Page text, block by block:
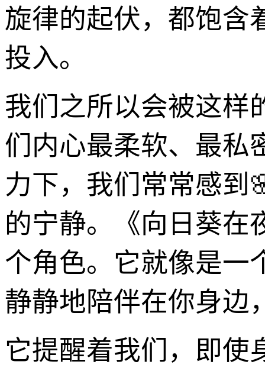
旋律的起伏，都饱含
投入。
我们之所以会被这样
们内心最柔软、最私
力下，我们常常感到
的宁静。《向日葵在
个角色。它就像是一
静静地陪伴在你身边
它提醒着我们，即使